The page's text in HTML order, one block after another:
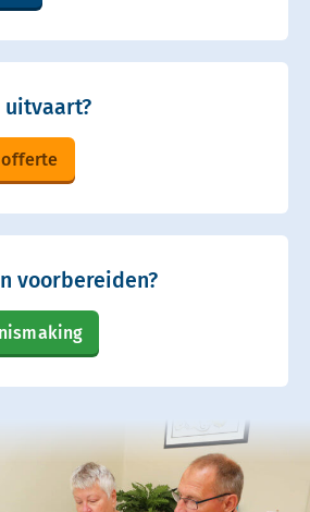
uitvaart?
offerte
voorbereiden?